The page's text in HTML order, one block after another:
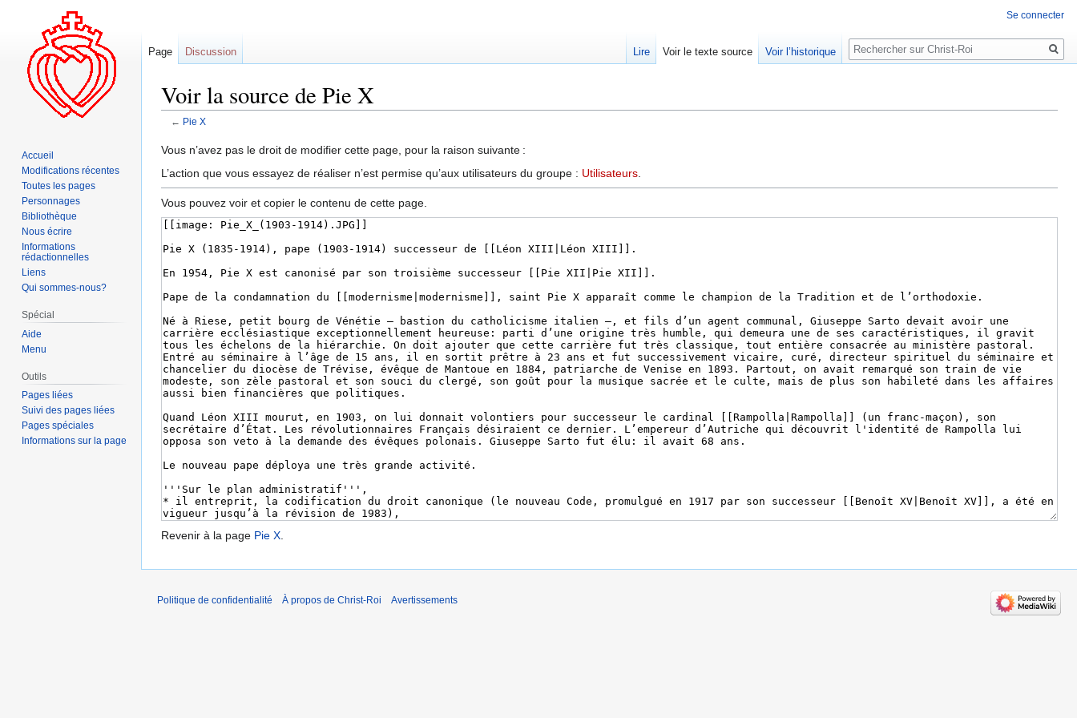
Voir la source de Pie X
← Pie X
Aller
à
navigation
Aller
à
recherche
Vous n’avez pas le droit de modifier cette page, pour la raison suivante :
L’action que vous essayez de réaliser n’est permise qu’aux utilisateurs du groupe : Utilisateurs
Vous pouvez voir et copier le contenu de cette page.
Revenir à la page Pie X.
Se connecter
Page Discussion Lire Voir le texte source Voir l’historique
Rechercher
Accueil
Modifications récentes
Toutes les pages
Personnages
Bibliothèque
Nous écrire
Informations
rédactionnelles
Liens
Qui sommes-nous?
Spécial
Aide
Menu
Outils
Pages liées
Suivi des pages liées
Pages spéciales
Informations sur la page
Politique de confidentialité À propos de Christ-Roi Avertissements